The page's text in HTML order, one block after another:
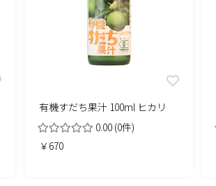
有機すだち果汁 100ml ヒカリ
0.00 (0件)
￥670